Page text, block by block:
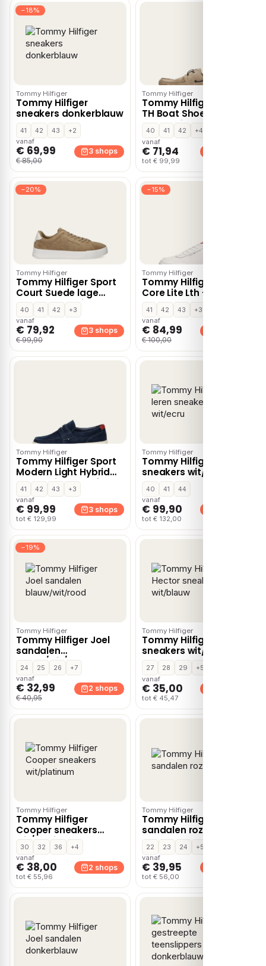
−18%
Tommy Hilfiger
Tommy Hilfiger
sneakers donkerblauw
41 42 43
+2
vanaf
€ 69,99
€ 85,00
3 shops
Tommy Hilfiger
Tommy Hilfiger Sport
TH Boat Shoe
mocassins & loafers –
Beige
40 41 42
+4
vanaf
€ 71,94
tot € 99,99
−20%
Tommy Hilfiger
Tommy Hilfiger Sport
Court Suede lage
sneakers – Beige
40 41 42
+3
vanaf
€ 79,92
€ 99,90
3 shops
−15%
Tommy Hilfiger
Tommy Hilfiger Basket
Core Lite Lth – Wit
41 42 43
+3
vanaf
€ 84,99
€ 100,00
Tommy Hilfiger
Tommy Hilfiger Sport
Modern Light Hybrid
mocassins & loafers –
Blauw
41 42 43
+3
vanaf
€ 99,99
tot € 129,99
3 shops
Tommy Hilfiger
Tommy Hilfiger leren
sneakers wit/ecru
40 41
44
vanaf
€ 99,90
tot € 132,00
−19%
Tommy Hilfiger
Tommy Hilfiger Joel
sandalen
blauw/wit/rood
24 25 26
+7
vanaf
€ 32,99
€ 40,95
2 shops
Tommy Hilfiger
Tommy Hilfiger Hector
sneakers wit/blauw
27 28 29
+5
vanaf
€ 35,00
tot € 45,47
Tommy Hilfiger
Tommy Hilfiger
Cooper sneakers
wit/platinum
30 32 36
+4
vanaf
€ 38,00
tot € 55,96
2 shops
Tommy Hilfiger
Tommy Hilfiger
sandalen roze
22 23 24
+5
vanaf
€ 39,95
tot € 56,00